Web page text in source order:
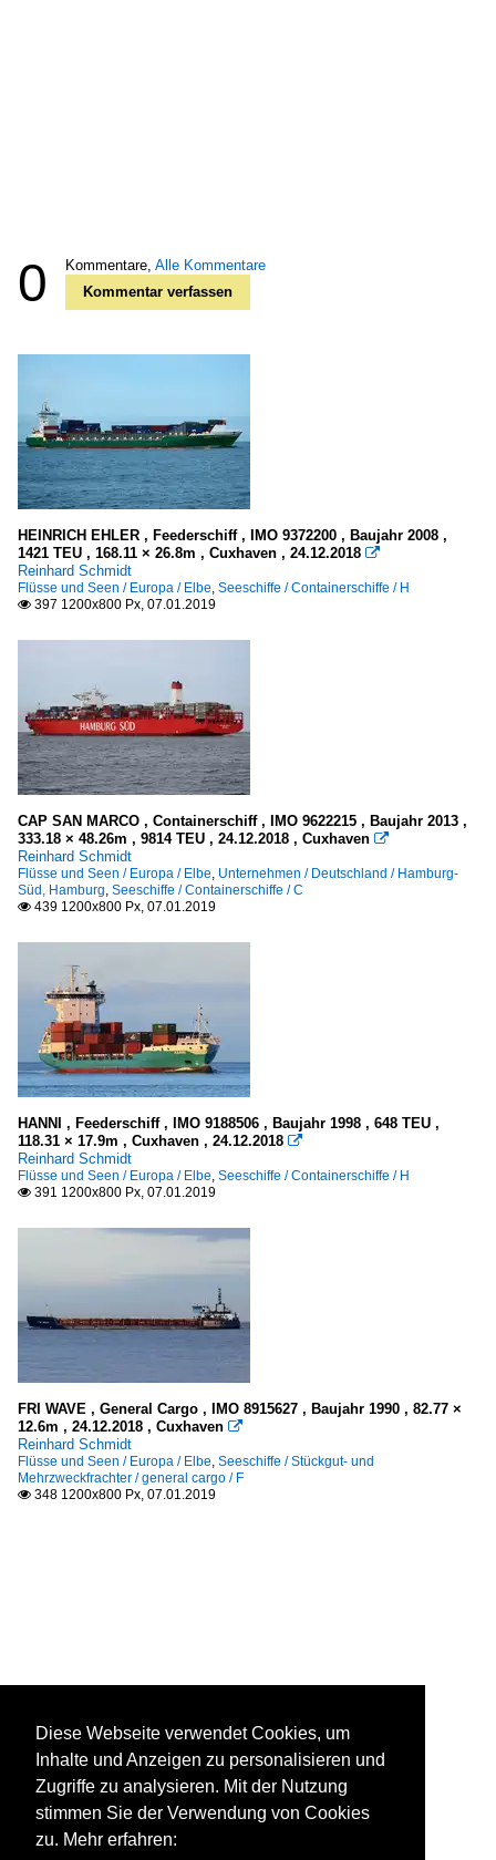
0 Kommentare, Alle Kommentare
Kommentar verfassen
HEINRICH EHLER , Feederschiff , IMO 9372200 , Baujahr 2008 ,
1421 TEU , 168.11 × 26.8m , Cuxhaven , 24.12.2018 
Reinhard Schmidt
Flüsse und Seen / Europa / Elbe, Seeschiffe / Containerschiffe / H
 397 1200x800 Px, 07.01.2019
CAP SAN MARCO , Containerschiff , IMO 9622215 , Baujahr 2013 ,
333.18 × 48.26m , 9814 TEU , 24.12.2018 , Cuxhaven 
Reinhard Schmidt
Flüsse und Seen / Europa / Elbe, Unternehmen / Deutschland / Hamburg-
Süd, Hamburg, Seeschiffe / Containerschiffe / C
 439 1200x800 Px, 07.01.2019
HANNI , Feederschiff , IMO 9188506 , Baujahr 1998 , 648 TEU ,
118.31 × 17.9m , Cuxhaven , 24.12.2018 
Reinhard Schmidt
Flüsse und Seen / Europa / Elbe, Seeschiffe / Containerschiffe / H
 391 1200x800 Px, 07.01.2019
FRI WAVE , General Cargo , IMO 8915627 , Baujahr 1990 , 82.77 ×
12.6m , 24.12.2018 , Cuxhaven 
Reinhard Schmidt
Flüsse und Seen / Europa / Elbe, Seeschiffe / Stückgut- und
Mehrzweckfrachter / general cargo / F
 348 1200x800 Px, 07.01.2019
Diese Webseite verwendet Cookies, um
Inhalte und Anzeigen zu personalisieren und
Zugriffe zu analysieren. Mit der Nutzung
stimmen Sie der Verwendung von Cookies
zu. Mehr erfahren: